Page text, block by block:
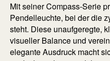
Mit seiner Compass-Serie
Pendelleuchte, bei der die
steht. Diese unaufgeregte,
visueller Balance und
elegante Ausdruck macht